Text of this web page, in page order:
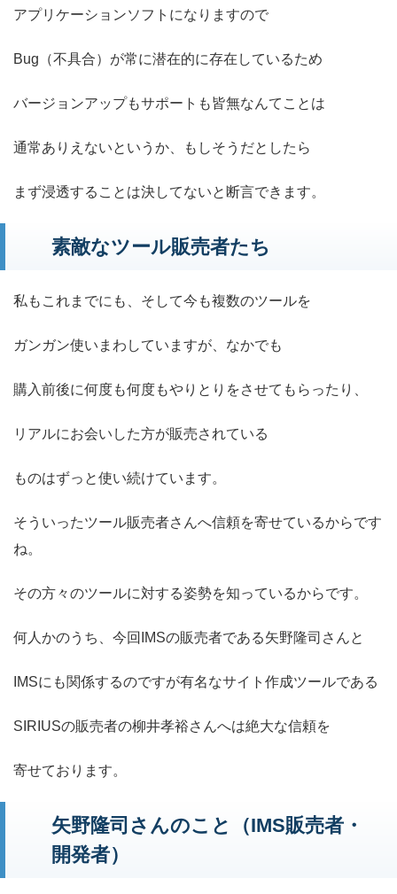
アプリケーションソフトになりますので
Bug（不具合）が常に潜在的に存在しているため
バージョンアップもサポートも皆無なんてことは
通常ありえないというか、もしそうだとしたら
まず浸透することは決してないと断言できます。
素敵なツール販売者たち
私もこれまでにも、そして今も複数のツールを
ガンガン使いまわしていますが、なかでも
購入前後に何度も何度もやりとりをさせてもらったり、
リアルにお会いした方が販売されている
ものはずっと使い続けています。
そういったツール販売者さんへ信頼を寄せているからです
ね。
その方々のツールに対する姿勢を知っているからです。
何人かのうち、今回IMSの販売者である矢野隆司さんと
IMSにも関係するのですが有名なサイト作成ツールである
SIRIUSの販売者の柳井孝裕さんへは絶大な信頼を
寄せております。
矢野隆司さんのこと（IMS販売者・
開発者）